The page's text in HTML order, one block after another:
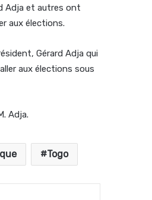
Adja et autres ont
aux élections.
Gérard Adja qui
aux élections sous
Adja.
Togo